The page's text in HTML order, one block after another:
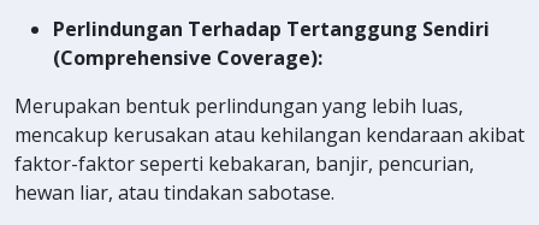
Perlindungan Terhadap Tertanggung Sendiri
(Comprehensive Coverage):
Merupakan bentuk perlindungan yang lebih luas,
mencakup kerusakan atau kehilangan kendaraan akibat
faktor-faktor seperti kebakaran, banjir, pencurian,
hewan liar, atau tindakan sabotase.